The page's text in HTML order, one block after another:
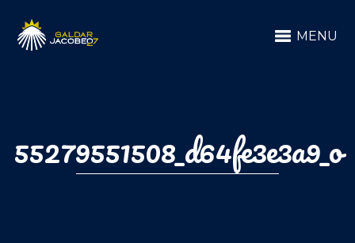
MENU
55279551508_d64fe3e3a9_o